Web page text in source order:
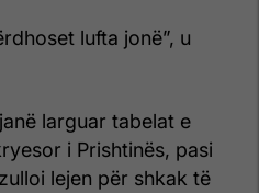
lufta jonë”, u
larguar tabelat e
i Prishtinës, pasi
lejen për shkak të